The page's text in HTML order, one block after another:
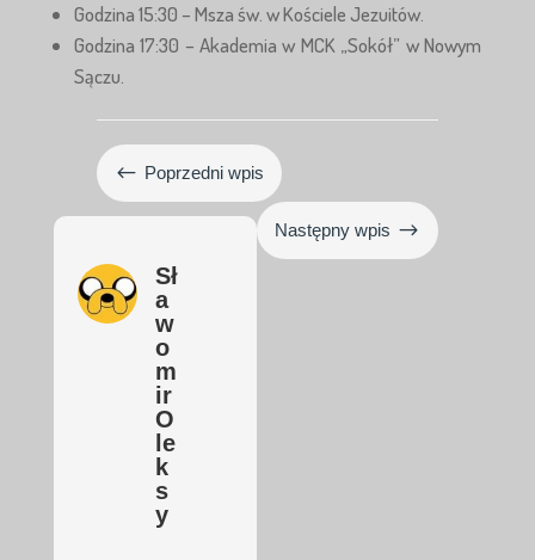
Godzina 15:30 – Msza św. w Kościele Jezuitów.
Godzina 17:30 – Akademia w MCK „Sokół” w Nowym
Sączu.
# Poprzedni wpis
Następny wpis $
Sł
a
w
o
m
ir
O
le
k
s
y